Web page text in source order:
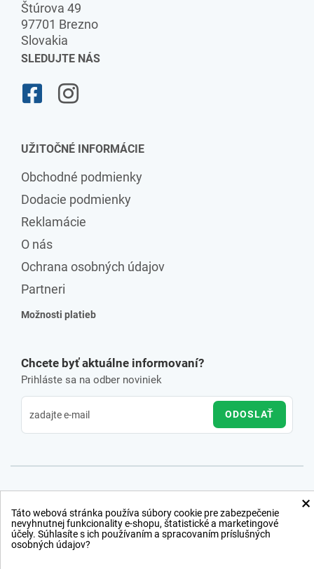
Štúrova 49
97701 Brezno
Slovakia
SLEDUJTE NÁS
UŽITOČNÉ INFORMÁCIE
Obchodné podmienky
Dodacie podmienky
Reklamácie
O nás
Ochrana osobných údajov
Partneri
Možnosti platieb
Chcete byť aktuálne informovaní?
Prihláste sa na odber noviniek
ODOSLAŤ
×
Táto webová stránka používa súbory cookie pre zabezpečenie
nevyhnutnej funkcionality e-shopu, štatistické a marketingové
účely. Súhlasíte s ich používaním a spracovaním príslušných
osobných údajov?